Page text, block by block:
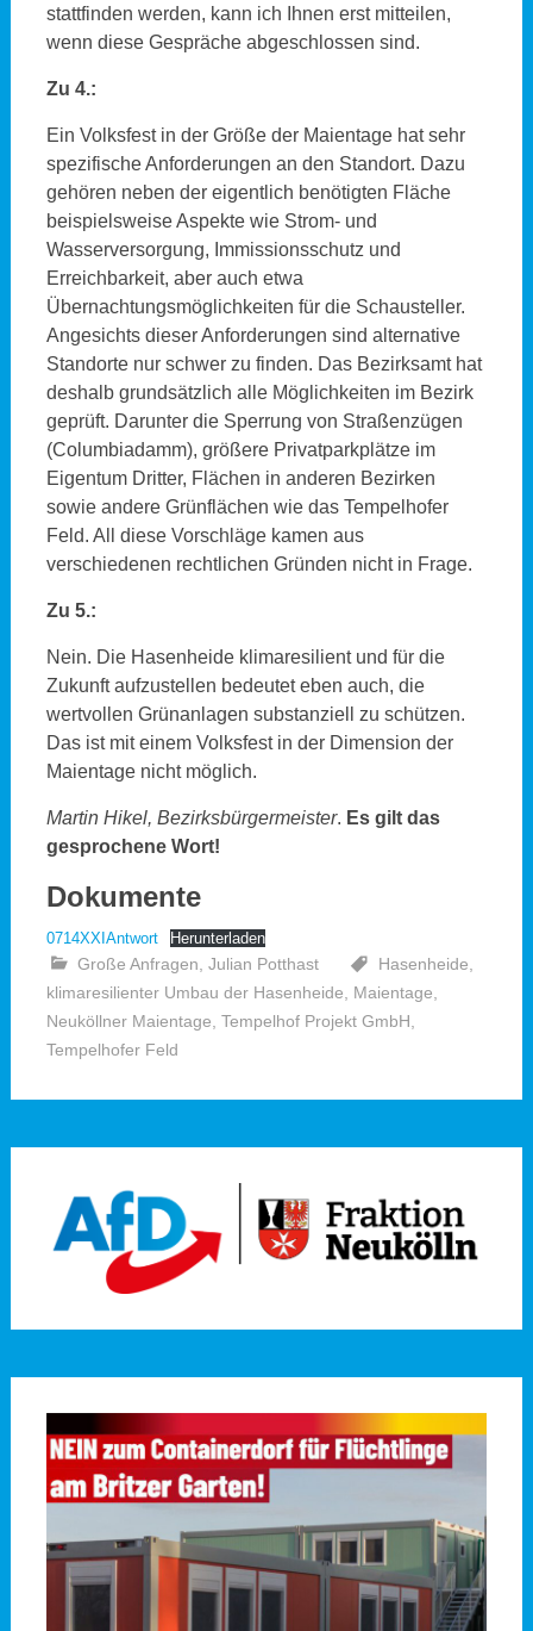
stattfinden werden, kann ich Ihnen erst mitteilen,
wenn diese Gespräche abgeschlossen sind.
Zu 4.:
Ein Volksfest in der Größe der Maientage hat sehr
spezifische Anforderungen an den Standort. Dazu
gehören neben der eigentlich benötigten Fläche
beispielsweise Aspekte wie Strom- und
Wasserversorgung, Immissionsschutz und
Erreichbarkeit, aber auch etwa
Übernachtungsmöglichkeiten für die Schausteller.
Angesichts dieser Anforderungen sind alternative
Standorte nur schwer zu finden. Das Bezirksamt hat
deshalb grundsätzlich alle Möglichkeiten im Bezirk
geprüft. Darunter die Sperrung von Straßenzügen
(Columbiadamm), größere Privatparkplätze im
Eigentum Dritter, Flächen in anderen Bezirken
sowie andere Grünflächen wie das Tempelhofer
Feld. All diese Vorschläge kamen aus
verschiedenen rechtlichen Gründen nicht in Frage.
Zu 5.:
Nein. Die Hasenheide klimaresilient und für die
Zukunft aufzustellen bedeutet eben auch, die
wertvollen Grünanlagen substanziell zu schützen.
Das ist mit einem Volksfest in der Dimension der
Maientage nicht möglich.
Martin Hikel, Bezirksbürgermeister. Es gilt das
gesprochene Wort!
Dokumente
0714XXIAntwort Herunterladen
Große Anfragen Julian Potthast Hasenheide
klimaresilienter Umbau der Hasenheide
Maientage
Neuköllner Maientage Tempelhof Projekt GmbH
Tempelhofer Feld